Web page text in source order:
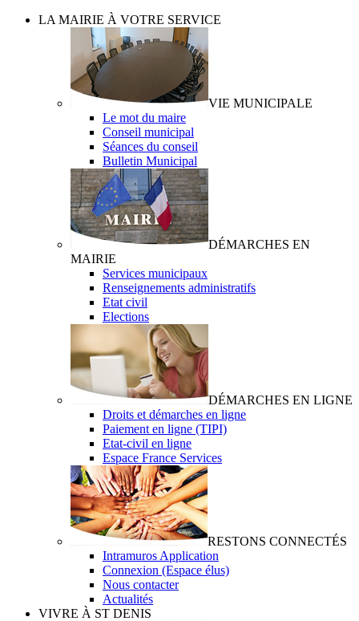
LA MAIRIE À VOTRE SERVICE
VIE MUNICIPALE
Le mot du maire
Conseil municipal
Séances du conseil
Bulletin Municipal
DÉMARCHES EN
MAIRIE
Services municipaux
Renseignements administratifs
Etat civil
Elections
DÉMARCHES EN LIGNE
Droits et démarches en ligne
Paiement en ligne (TIPI)
Etat-civil en ligne
Espace France Services
RESTONS CONNECTÉS
Intramuros Application
Connexion (Espace élus)
Nous contacter
Actualités
VIVRE À ST DENIS